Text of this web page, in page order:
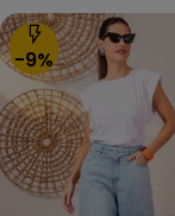
-9%